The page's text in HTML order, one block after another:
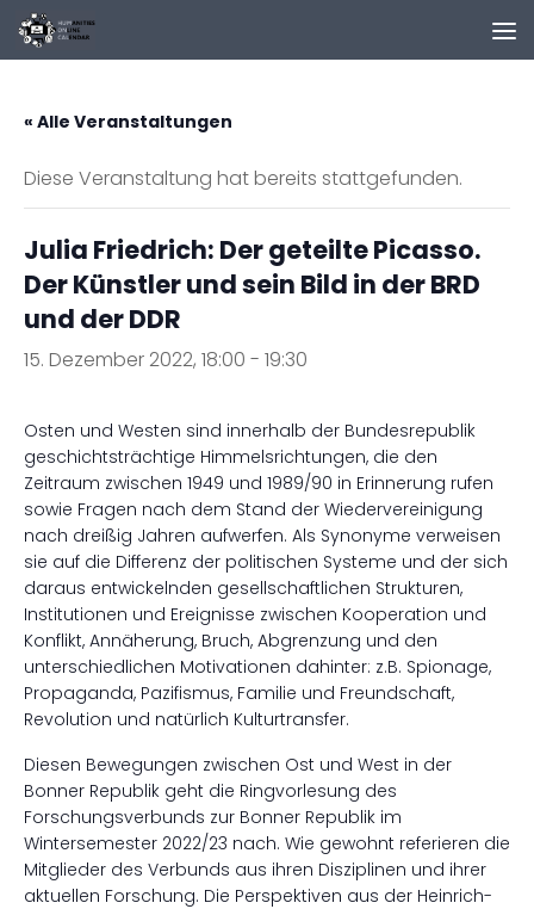
Zum Inhalt springen
« Alle Veranstaltungen
Diese Veranstaltung hat bereits stattgefunden.
Julia Friedrich: Der geteilte Picasso.
Der Künstler und sein Bild in der BRD
und der DDR
15. Dezember 2022, 18:00 - 19:30
Osten und Westen sind innerhalb der Bundesrepublik
geschichtsträchtige Himmelsrichtungen, die den
Zeitraum zwischen 1949 und 1989/90 in Erinnerung rufen
sowie Fragen nach dem Stand der Wiedervereinigung
nach dreißig Jahren aufwerfen. Als Synonyme verweisen
sie auf die Differenz der politischen Systeme und der sich
daraus entwickelnden gesellschaftlichen Strukturen,
Institutionen und Ereignisse zwischen Kooperation und
Konflikt, Annäherung, Bruch, Abgrenzung und den
unterschiedlichen Motivationen dahinter: z.B. Spionage,
Propaganda, Pazifismus, Familie und Freundschaft,
Revolution und natürlich Kulturtransfer.
Diesen Bewegungen zwischen Ost und West in der
Bonner Republik geht die Ringvorlesung des
Forschungsverbunds zur Bonner Republik im
Wintersemester 2022/23 nach. Wie gewohnt referieren die
Mitglieder des Verbunds aus ihren Disziplinen und ihrer
aktuellen Forschung. Die Perspektiven aus der Heinrich-